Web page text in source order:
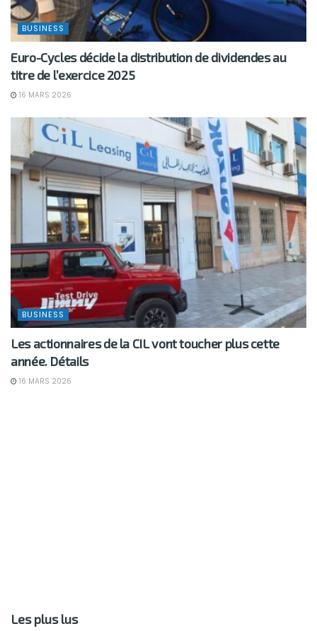
BUSINESS
Euro-Cycles décide la distribution de dividendes au
titre de l’exercice 2025
16 MARS 2026
BUSINESS
Les actionnaires de la CIL vont toucher plus cette
année. Détails
16 MARS 2026
Les plus lus